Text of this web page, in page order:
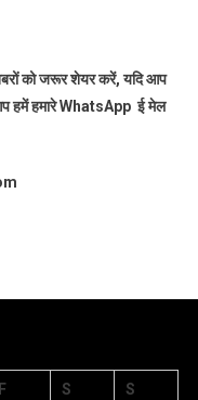
को जरूर शेयर करें, यदि आप
हमें हमारे WhatsApp ई मेल
F S S